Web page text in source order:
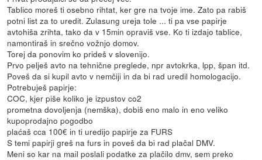
Tablico moreš ti osebno rihtat, ker gre na tvoje ime. Zato pa rabiš
potni list za to uredit. Zulasung ureja tole ... ti pa vse papirje
avtohiša zrihta, tako da v 15min opraviš vse. Ko ti izdajo tablice,
namontiraš in srečno vožnjo domov.
Torej da ponovim ko prideš v slovenijo.
Prvo pelješ avto na tehnične preglede, npr avtokrka, lpp, špan itd.
Poveš da si kupil avto v nemčiji in da bi rad uredil homologacijo.
Potrebuješ papirje:
COC, kjer piše koliko je izpustov co2
prometna dovoljenja (nemška), dobiš eno malo in eno veliko
kupoprodajno pogodbo
plaćaš cca 100€ in ti uredijo papirje za FURS
S temi papirji greš na furs in poveš da bi rad plačal DMV.
Meni so kar na mail poslali podatke za plačilo dmv, sem preko